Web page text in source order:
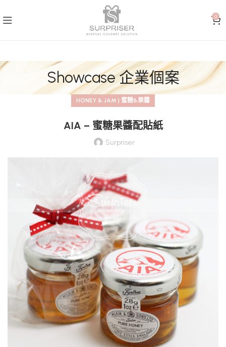
0
Showcase 企業個案
HONEY & JAM | 蜜糖&果醬
AIA – 蜜糖果醬配貼紙
Surpriser